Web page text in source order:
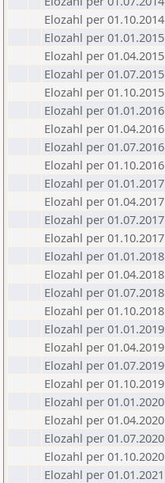
Elozahl per 01.10.2014
Elozahl per 01.01.2015
Elozahl per 01.04.2015
Elozahl per 01.07.2015
Elozahl per 01.10.2015
Elozahl per 01.01.2016
Elozahl per 01.04.2016
Elozahl per 01.07.2016
Elozahl per 01.10.2016
Elozahl per 01.01.2017
Elozahl per 01.04.2017
Elozahl per 01.07.2017
Elozahl per 01.10.2017
Elozahl per 01.01.2018
Elozahl per 01.04.2018
Elozahl per 01.07.2018
Elozahl per 01.10.2018
Elozahl per 01.01.2019
Elozahl per 01.04.2019
Elozahl per 01.07.2019
Elozahl per 01.10.2019
Elozahl per 01.01.2020
Elozahl per 01.04.2020
Elozahl per 01.07.2020
Elozahl per 01.10.2020
Elozahl per 01.01.2021